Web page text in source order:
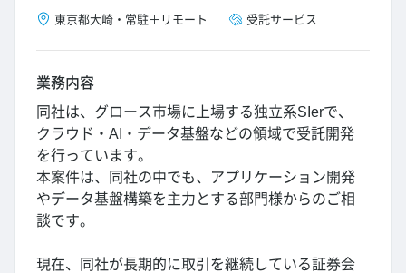
東京都大崎 ・ 常駐＋リモート 受託サービス
業務内容
同社は、グロース市場に上場する独立系SIerで、
クラウド・AI・データ基盤などの領域で受託開発
を行っています。
本案件は、同社の中でも、アプリケーション開発
やデータ基盤構築を主力とする部門様からのご相
談です。
現在、同社が長期的に取引を継続している証券会